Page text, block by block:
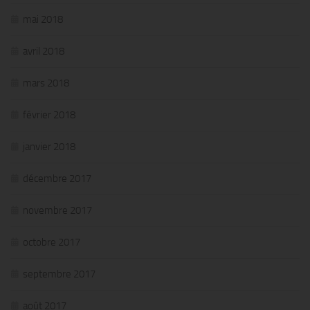
mai 2018
avril 2018
mars 2018
février 2018
janvier 2018
décembre 2017
novembre 2017
octobre 2017
septembre 2017
août 2017